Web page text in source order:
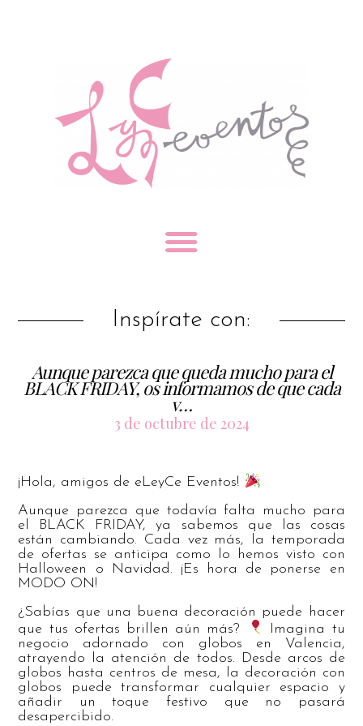
Inspírate con:
Aunque parezca que queda mucho para el
BLACK FRIDAY, os informamos de que cada
v…
3 de octubre de 2024
¡Hola, amigos de eLeyCe Eventos!
Aunque parezca que todavía falta mucho para
el BLACK FRIDAY, ya sabemos que las cosas
están cambiando. Cada vez más, la temporada
de ofertas se anticipa como lo hemos visto con
Halloween o Navidad. ¡Es hora de ponerse en
MODO ON!
¿Sabías que una buena decoración puede hacer
que tus ofertas brillen aún más?
Imagina tu
negocio adornado con globos en Valencia,
atrayendo la atención de todos. Desde arcos de
globos hasta centros de mesa, la decoración con
globos puede transformar cualquier espacio y
añadir un toque festivo que no pasará
desapercibido.